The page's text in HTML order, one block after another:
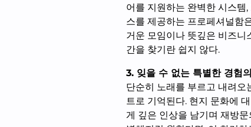
어를 지원하는 완벽한 시스템
스를 제공하는 프로페셔널함
거운 모임이나 뜻깊은 비즈
간을 찾기란 쉽지 않다.
3. 잊을 수 없는 특별한 경험
단순히 노래를 부르고 내려오
트로 기억된다. 현지 문화에
게 깊은 인상을 남기며 재방